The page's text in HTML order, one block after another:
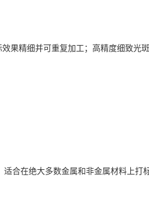
果精细并可重复加工；高精度细致光斑
合在绝大多数金属和非金属材料上打标